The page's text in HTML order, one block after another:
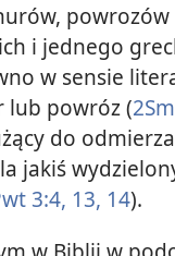
powrozów
i jednego
w sensie
lub powróz (
do
jakiś
3:4, 13, 14).